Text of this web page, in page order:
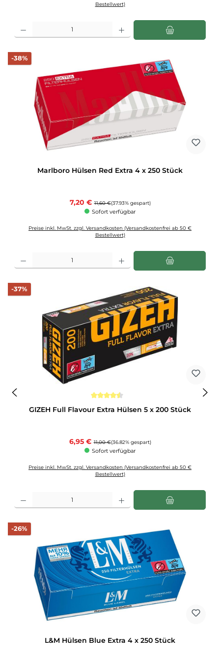
Bestellwert)
Produkt Anzahl: Gib den gewünschten Wert ein oder benutze die Schaltflächen
-38%Rabatt
Marlboro Hülsen Red Extra 4 x 250 Stück
Verkaufspreis:
7,20 € Regulärer Preis:
11,60 €(37.93% gespart)
Sofort verfügbar
Preise inkl. MwSt. zzgl. Versandkosten (Versandkostenfrei ab 50 €
Bestellwert)
-37%Rabatt
GIZEH Full Flavour Extra Hülsen 5 x 200 Stück
Verkaufspreis:
6,95 € Regulärer Preis:
11,00 €(36.82% gespart)
Sofort verfügbar
Preise inkl. MwSt. zzgl. Versandkosten (Versandkostenfrei ab 50 €
Bestellwert)
-26%Rabatt
L&M Hülsen Blue Extra 4 x 250 Stück